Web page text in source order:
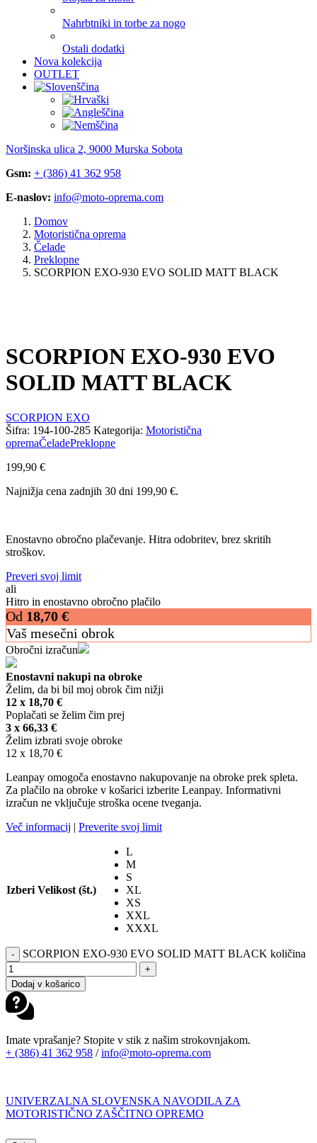
Nahrbtniki in torbe za nogo
Ostali dodatki
Nova kolekcija
OUTLET
Noršinska ulica 2, 9000 Murska Sobota
Gsm: + (386) 41 362 958
E-naslov: info@moto-oprema.com
Domov
Motoristična oprema
Čelade
Preklopne
SCORPION EXO-930 EVO SOLID MATT BLACK
SCORPION EXO-930 EVO
SOLID MATT BLACK
SCORPION EXO
Šifra: 194-100-285 Kategorija: Motoristična
opremaČeladePreklopne
199,90 €
Najnižja cena zadnjih 30 dni 199,90 €.
Enostavno obročno plačevanje. Hitra odobritev, brez skritih
stroškov.
Preveri svoj limit
ali
Hitro in enostavno obročno plačilo
Od 18,70 €
Vaš mesečni obrok
Obročni izračun
Enostavni nakupi na obroke
Želim, da bi bil moj obrok čim nižji
12 x 18,70 €
Poplačati se želim čim prej
3 x 66,33 €
Želim izbrati svoje obroke
12 x 18,70 €
Leanpay omogoča enostavno nakupovanje na obroke prek spleta.
Za plačilo na obroke v košarici izberite Leanpay. Informativni
izračun ne vključuje stroška ocene tveganja.
Več informacij | Preverite svoj limit
Izberi Velikost (št.)
L
M
S
XL
XS
XXL
XXXL
- SCORPION EXO-930 EVO SOLID MATT BLACK količina
+
Dodaj v košarico
Imate vprašanje? Stopite v stik z našim strokovnjakom.
+ (386) 41 362 958 /info@moto-oprema.com
UNIVERZALNA SLOVENSKA NAVODILA ZA
MOTORISTIČNO ZAŠČITNO OPREMO